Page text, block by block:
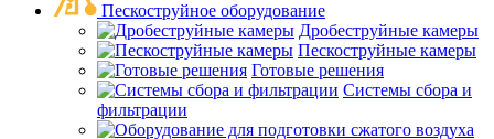
Пескоструйное оборудование
Дробеструйные камеры
Пескоструйные камеры
Готовые решения
Системы сбора и
фильтрации